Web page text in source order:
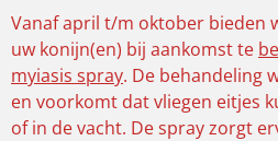
Vanaf april t/m oktober bieden
uw konijn(en) bij aankomst te
myiasis spray. De behandeling
en voorkomt dat vliegen eitjes
of in de vacht. De spray zorgt